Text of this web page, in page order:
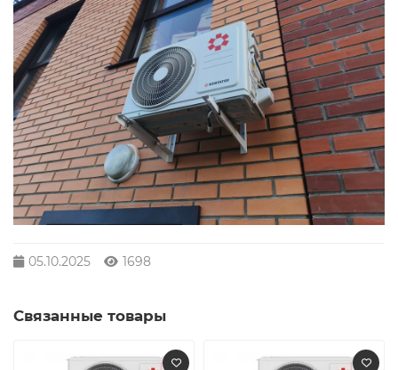
05.10.2025 1698
Связанные товары